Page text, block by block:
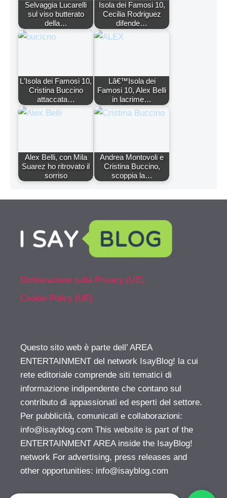
Selvaggia Lucarelli
sul viso butterato
della…
Isola dei Famosi 10,
Cecilia Rodriguez
difende…
L'Isola dei Famosi 10,
Cristina Buccino
attaccata…
Lâ€™Isola dei
Famosi 10, Alex Belli
in lacrime…
Alex Belli, con Mila
Suarez ho ritrovato il
sorriso
Andrea Montovoli e
Cristina Buccino,
scoppia la…
Dichiarazione sulla Privacy (UE)
Cookie Policy (UE)
Questo sito web è parte dell’ AREA
ENTERTAINMENT del network IsayBlog! la cui
rete editoriale comprende siti tematici di
informazione indipendente che contano sul
contributo di appassionati ed esperti del settore.
Per pubblicità, comunicati e collaborazioni:
info@isayblog.com This website is part of the
ENTERTAINMENT AREA inside the IsayBlog!
network For advertising, press releases and
other opportunities: info@isayblog.com